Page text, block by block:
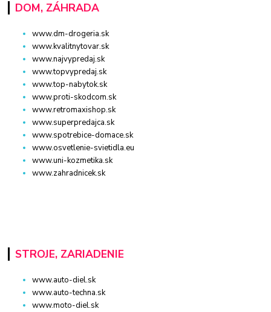
DOM, ZÁHRADA
www.dm-drogeria.sk
www.kvalitnytovar.sk
www.najvypredaj.sk
www.topvypredaj.sk
www.top-nabytok.sk
www.proti-skodcom.sk
www.retromaxishop.sk
www.superpredajca.sk
www.spotrebice-domace.sk
www.osvetlenie-svietidla.eu
www.uni-kozmetika.sk
www.zahradnicek.sk
STROJE, ZARIADENIE
www.auto-diel.sk
www.auto-techna.sk
www.moto-diel.sk